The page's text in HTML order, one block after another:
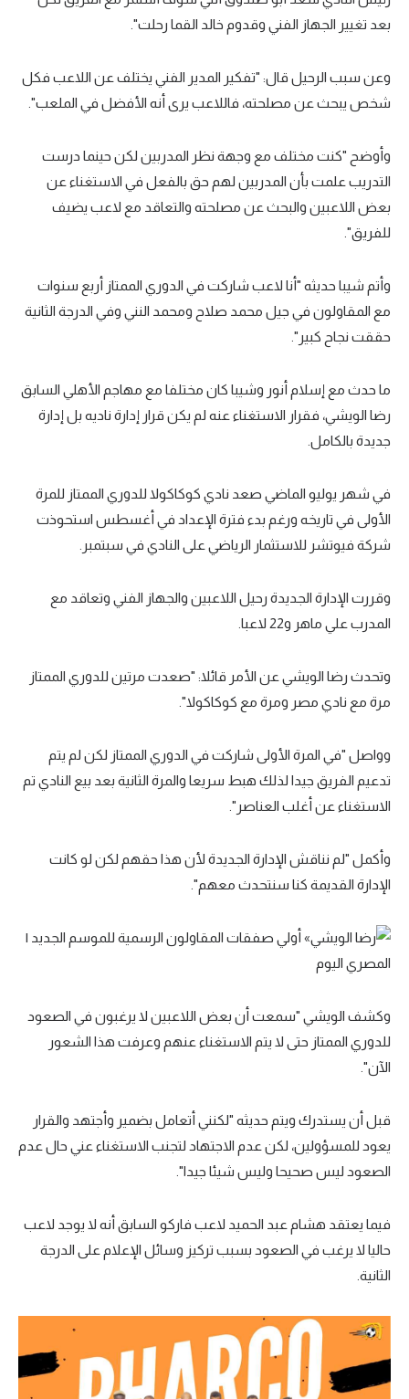
بعد تغيير الجهاز الفني وقدوم خالد القما رحلت".
وعن سبب الرحيل قال: "تفكير المدير الفني يختلف عن اللاعب فكل
شخص يبحث عن مصلحته، فاللاعب يرى أنه الأفضل في الملعب".
وأوضح "كنت مختلف مع وجهة نظر المدربين لكن حينما درست
التدريب علمت بأن المدربين لهم حق بالفعل في الاستغناء عن
بعض اللاعبين والبحث عن مصلحته والتعاقد مع لاعب يضيف
للفريق".
وأتم شيبا حديثه "أنا لاعب شاركت في الدوري الممتاز أربع سنوات
مع المقاولون في جيل محمد صلاح ومحمد النني وفي الدرجة الثانية
حققت نجاح كبير".
ما حدث مع إسلام أنور وشيبا كان مختلفا مع مهاجم الأهلي السابق
رضا الويشي، فقرار الاستغناء عنه لم يكن قرار إدارة ناديه بل إدارة
جديدة بالكامل.
في شهر يوليو الماضي صعد نادي كوكاكولا للدوري الممتاز للمرة
الأولى في تاريخه ورغم بدء فترة الإعداد في أغسطس استحوذت
شركة فيوتشر للاستثمار الرياضي على النادي في سبتمبر.
وقررت الإدارة الجديدة رحيل اللاعبين والجهاز الفني وتعاقد مع
المدرب علي ماهر و22 لاعبا.
وتحدث رضا الويشي عن الأمر قائلا: "صعدت مرتين للدوري الممتاز
مرة مع نادي مصر ومرة مع كوكاكولا".
وواصل "في المرة الأولى شاركت في الدوري الممتاز لكن لم يتم
تدعيم الفريق جيدا لذلك هبط سريعا والمرة الثانية بعد بيع النادي تم
الاستغناء عن أغلب العناصر".
وأكمل "لم نناقش الإدارة الجديدة لأن هذا حقهم لكن لو كانت
الإدارة القديمة كنا سنتحدث معهم".
وكشف الويشي "سمعت أن بعض اللاعبين لا يرغبون في الصعود
للدوري الممتاز حتى لا يتم الاستغناء عنهم وعرفت هذا الشعور
الآن".
قبل أن يستدرك ويتم حديثه "لكنني أتعامل بضمير وأجتهد والقرار
يعود للمسؤولين، لكن عدم الاجتهاد لتجنب الاستغناء عني حال عدم
الصعود ليس صحيحا وليس شيئا جيدا".
فيما يعتقد هشام عبد الحميد لاعب فاركو السابق أنه لا يوجد لاعب
حاليا لا يرغب في الصعود بسبب تركيز وسائل الإعلام على الدرجة
الثانية.